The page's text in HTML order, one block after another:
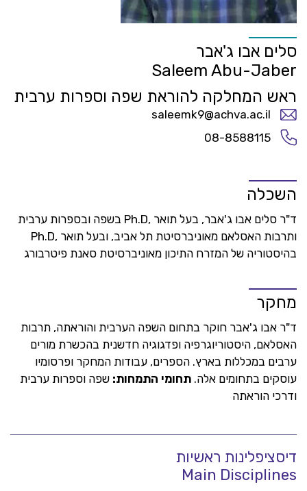
סלים אבו ג'אבר
Saleem Abu-Jaber
ראש המחלקה להוראת שפה וספרות ערבית
saleemk9@achva.ac.il
08-8588115
השכלה
ד"ר סלים אבו ג'אבר, בעל תואר ,Ph.D בשפה ובספרות ערבית
ותרבות האסלאם מאוניברסיטת תל אביב, ובעל תואר ,Ph.D
בהיסטוריה של המזרח התיכון מאוניברסיטת סאנת פיטרבורג
מחקר
ד"ר אבו ג'אבר חוקר בתחום השפה הערבית והוראתה, תרבות
האסלאם, היסטוריוגרפיה ופדגוגיה חדשנית בהכשרת מורים
ערבים במכללות בארץ. הספרים, עבודות המחקר ופרסומיו
עוסקים בתחומים אלה. תחומי התמחות: שפה וספרות ערבית
ודרכי הוראתה
דיסציפלינות ראשיות
Main Disciplines